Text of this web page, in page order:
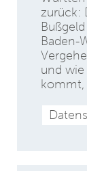
zurück:
Baden-
und
kommt,